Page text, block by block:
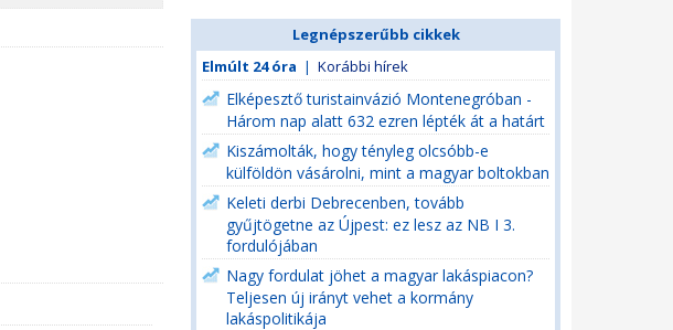
Legnépszerűbb cikkek
Elmúlt 24 óra | Korábbi hírek
Elképesztő turistainvázió Montenegróban -
Három nap alatt 632 ezren lépték át a határt
Kiszámolták, hogy tényleg olcsóbb-e
külföldön vásárolni, mint a magyar boltokban
Keleti derbi Debrecenben, tovább
gyűjtögetne az Újpest: ez lesz az NB I 3.
fordulójában
Nagy fordulat jöhet a magyar lakáspiacon?
Teljesen új irányt vehet a kormány
lakáspolitikája